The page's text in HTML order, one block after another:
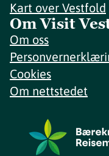
Kart over Vestfold
Om Visit
Om oss
Cookies
Om nettstedet